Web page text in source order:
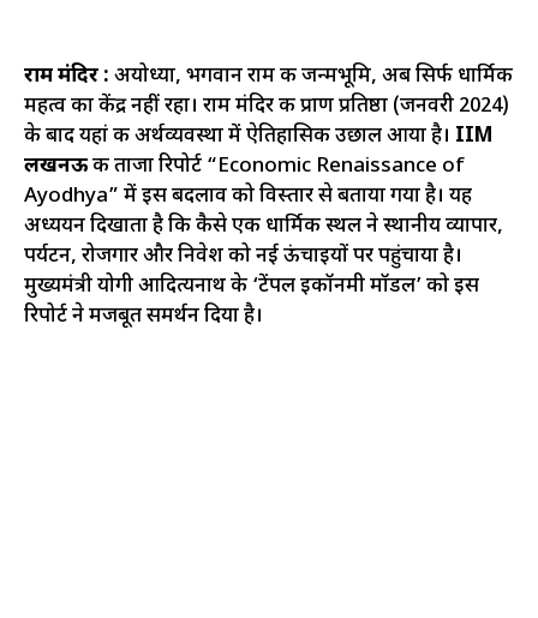
राम मंदिर : अयोध्या, भगवान राम की जन्मभूमि, अब सिर्फ धार्मिक
महत्व का केंद्र नहीं रहा। राम मंदिर की प्राण प्रतिष्ठा (जनवरी 2024)
के बाद यहां की अर्थव्यवस्था में ऐतिहासिक उछाल आया है। IIM
लखनऊकी ताजा रिपोर्ट “Economic Renaissance of
Ayodhya” में इस बदलाव को विस्तार से बताया गया है। यह
अध्ययन दिखाता है कि कैसे एक धार्मिक स्थल ने स्थानीय व्यापार,
पर्यटन, रोजगार और निवेश को नई ऊंचाइयों पर पहुंचाया है।
मुख्यमंत्री योगी आदित्यनाथ के ‘टेंपल इकॉनमी मॉडल’ को इस
रिपोर्ट ने मजबूत समर्थन दिया है।